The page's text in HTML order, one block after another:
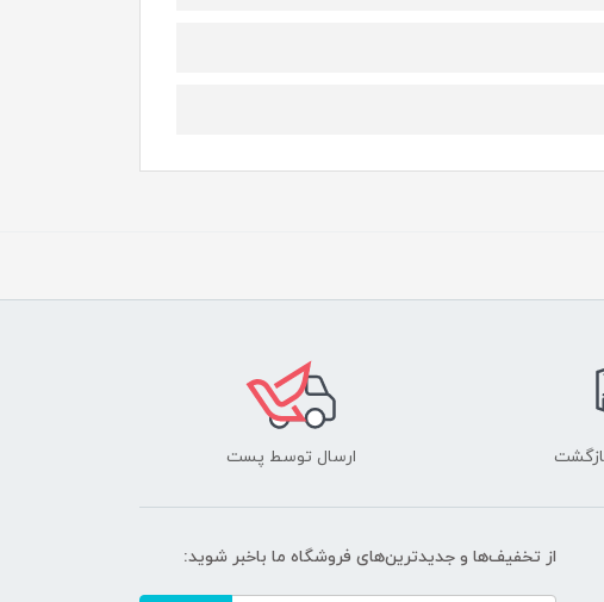
ارسال توسط پست
از تخفیف‌ها و جدیدترین‌های فروشگاه ما باخبر شوید: